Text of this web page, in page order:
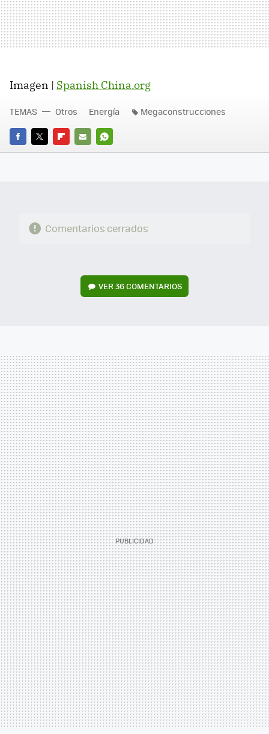
Imagen | Spanish China.org
FACEBOOK
TWITTERFLIPBOARD
E-
WHATSAPP
TEMAS Otros Energía Megaconstrucciones
Comentarios cerrados
VER36 COMENTARIOS